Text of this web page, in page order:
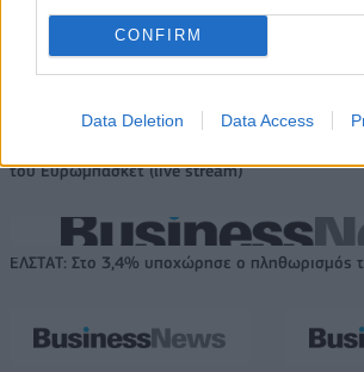
CONFIRM
Data Deletion Data Access
Νέο Audi A2 e-tron με στόχο την κορυφή της
Εθνική Νεανίδων: Με τη
του Ευρωμπάσκετ (live stream)
WNBA:
ΕΛΣΤΑΤ: Στο 3,4% υποχώρησε ο πληθωρισμός